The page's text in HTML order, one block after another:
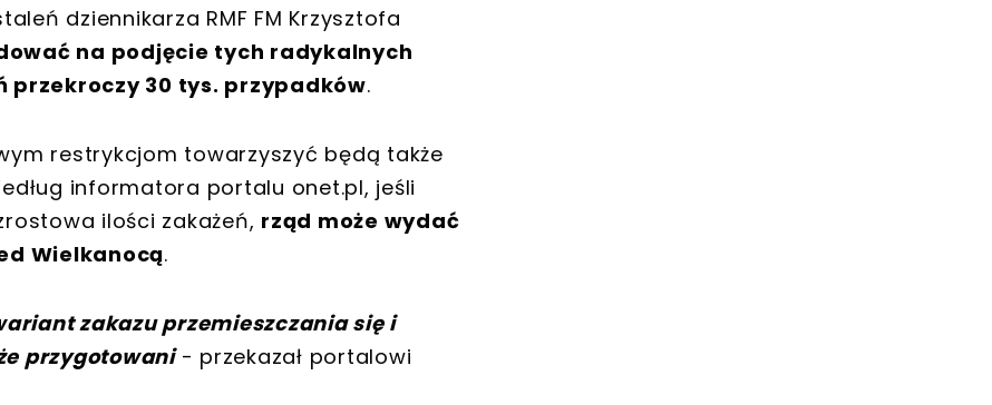
dziennikarza RMF FM Krzysztofa
na podjęcie tych radykalnych
przekroczy 30 tys. przypadków.
restrykcjom towarzyszyć będą także
informatora portalu onet.pl, jeśli
ilości zakażeń, rząd może wydać
Wielkanocą.
zakazu przemieszczania się i
przygotowani- przekazał portalowi